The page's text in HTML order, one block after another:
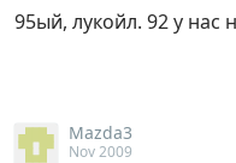
95ый, лукойл. 92 у нас
Mazda3
Nov 2009